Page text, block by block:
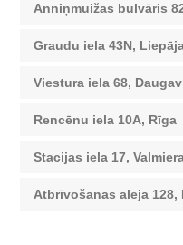
Anniņmuižas bulvāris
Graudu iela 43N,
Viestura iela 68,
Rencēnu iela 10A, Rīga
Stacijas iela 17,
Atbrīvošanas aleja 128,